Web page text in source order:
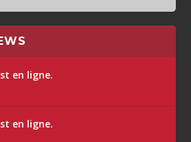
en ligne.
en ligne.